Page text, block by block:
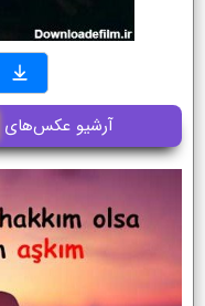
آرشیو عکس‌های